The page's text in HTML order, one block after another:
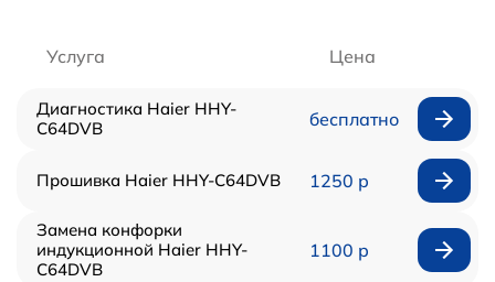
Услуга Цена
Диагностика Haier HHY-
C64DVB
бесплатно
Прошивка Haier HHY-C64DVB 1250 р
Замена конфорки
индукционной Haier HHY-
C64DVB
1100 р